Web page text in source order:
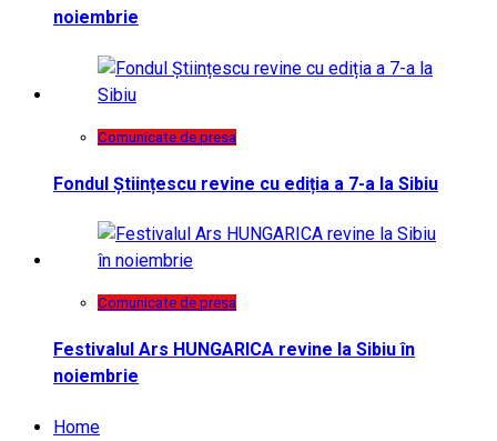
noiembrie
Comunicate de presa
Fondul Științescu revine cu ediția a 7-a la Sibiu
Comunicate de presa
Festivalul Ars HUNGARICA revine la Sibiu în
noiembrie
Home